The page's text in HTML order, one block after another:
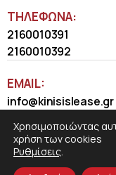
ΤΗΛΈΦΩΝΑ:
2160010391
2160010392
EMAIL:
info@kinisislease.gr
Χρησιμοποιώντας
χρήση των cookies
Ρυθμίσεις.